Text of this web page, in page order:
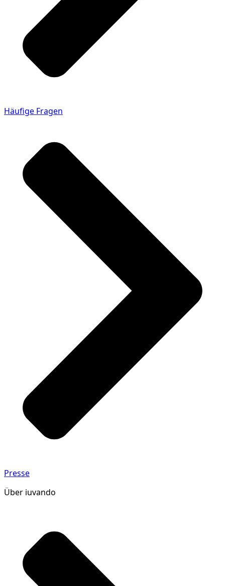
Häufige Fragen
Presse
Über iuvando